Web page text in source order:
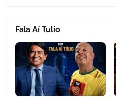
Fala Aí Tulio